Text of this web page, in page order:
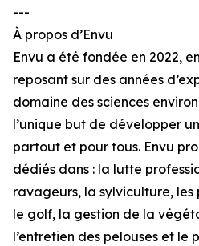
---
À propos d’Envu
Envu a été fondée en 2022,
reposant sur des années
domaine des sciences
l’unique but de développer
partout et pour tous. Envu
dédiés dans : la lutte
ravageurs, la sylviculture, les
le golf, la gestion de la
l’entretien des pelouses et le